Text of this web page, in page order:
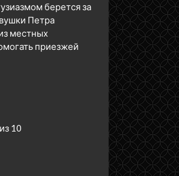
берется за
Петра
местных
приезжей
10